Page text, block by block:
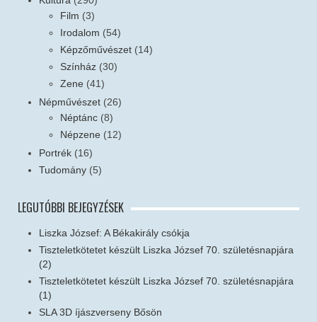
Film (3)
Irodalom (54)
Képzőművészet (14)
Színház (30)
Zene (41)
Népművészet (26)
Néptánc (8)
Népzene (12)
Portrék (16)
Tudomány (5)
LEGUTÓBBI BEJEGYZÉSEK
Liszka József: A Békakirály csókja
Tiszteletkötetet készült Liszka József 70. születésnapjára
(2)
Tiszteletkötetet készült Liszka József 70. születésnapjára
(1)
SLA 3D íjászverseny Bősön